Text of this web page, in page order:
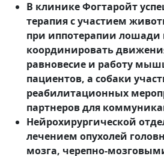
В клинике Фогтаройт
терапия с участием
при иппотерапии лошади
координировать
равновесие и работу
пациентов, а собаки
реабилитационных
партнеров для
Нейрохирургической
лечением опухолей
мозга, черепно-